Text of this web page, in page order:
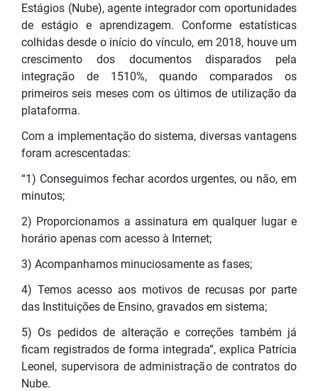
Estágios (Nube), agente integrador com oportunidades
de estágio e aprendizagem. Conforme estatísticas
colhidas desde o início do vínculo, em 2018, houve um
crescimento dos documentos disparados pela
integração de 1510%, quando comparados os
primeiros seis meses com os últimos de utilização da
plataforma.
Com a implementação do sistema, diversas vantagens
foram acrescentadas:
“1) Conseguimos fechar acordos urgentes, ou não, em
minutos;
2) Proporcionamos a assinatura em qualquer lugar e
horário apenas com acesso à Internet;
3) Acompanhamos minuciosamente as fases;
4) Temos acesso aos motivos de recusas por parte
das Instituições de Ensino, gravados em sistema;
5) Os pedidos de alteração e correções também já
ficam registrados de forma integrada”, explica Patrícia
Leonel, supervisora de administração de contratos do
Nube.